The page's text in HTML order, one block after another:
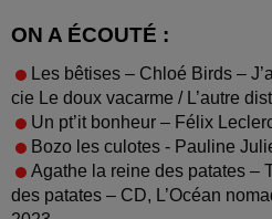
ON A ÉCOUTÉ :
Les bêtises – Chloé Birds –
cie Le doux vacarme / L’autre
Un pt’it bonheur – Félix
Bozo les culotes - Pauline
Agathe la reine des patates –
des patates – CD, L’Océan